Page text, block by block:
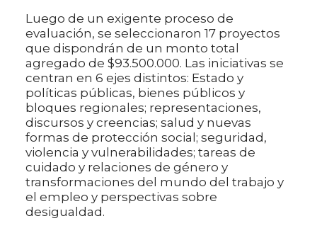
Luego de un exigente proceso de
evaluación, se seleccionaron 17 proyectos
que dispondrán de un monto total
agregado de $93.500.000. Las iniciativas se
centran en 6 ejes distintos: Estado y
políticas públicas, bienes públicos y
bloques regionales; representaciones,
discursos y creencias; salud y nuevas
formas de protección social; seguridad,
violencia y vulnerabilidades; tareas de
cuidado y relaciones de género y
transformaciones del mundo del trabajo y
el empleo y perspectivas sobre
desigualdad.